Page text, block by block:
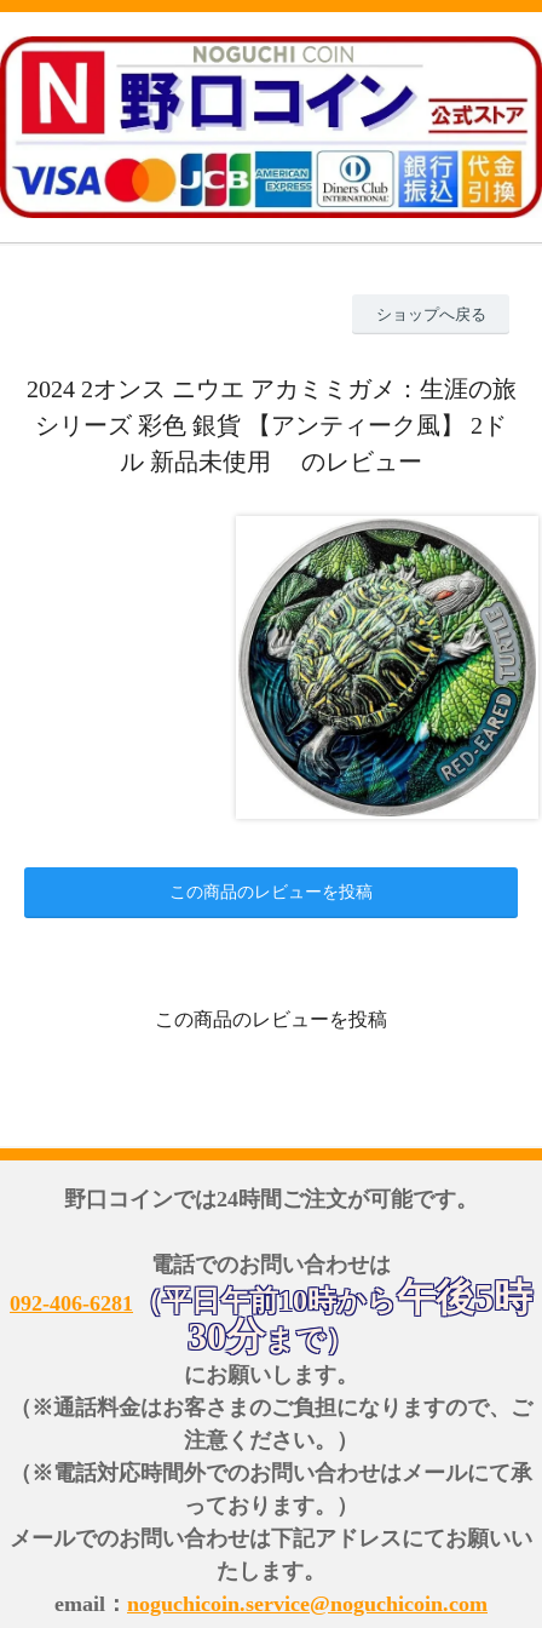
ショップへ戻る
2024 2オンス ニウエ アカミミガメ：生涯の旅
シリーズ 彩色 銀貨 【アンティーク風】 2ド
ル 新品未使用 のレビュー
この商品のレビューを投稿
この商品のレビューを投稿
野口コインでは24時間ご注文が可能です。
電話でのお問い合わせは
092-406-6281
（平日午前10時から午後5時
30分まで）
にお願いします。
（※通話料金はお客さまのご負担になりますので、ご
注意ください。）
（※電話対応時間外でのお問い合わせはメールにて承
っております。）
メールでのお問い合わせは下記アドレスにてお願いい
たします。
email： noguchicoin.service@noguchicoin.com